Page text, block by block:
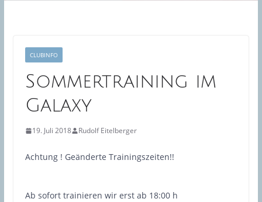
CLUBINFO
Sommertraining im
Galaxy
19. Juli 2018 Rudolf Eitelberger
Achtung ! Geänderte Trainingszeiten!!
Ab sofort trainieren wir erst ab 18:00 h